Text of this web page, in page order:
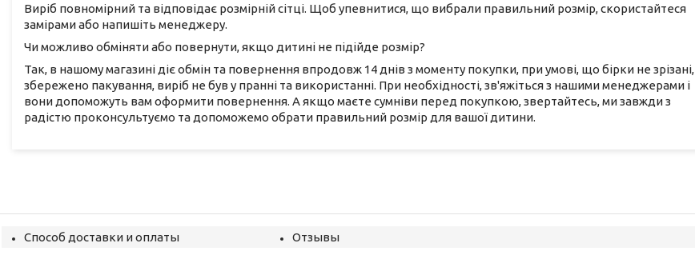
Виріб повномірний та відповідає розмірній сітці. Щоб упевнитися, що вибрали правильний розмір, скористайтеся
замірами або напишіть менеджеру.
Чи можливо обміняти або повернути, якщо дитині не підійде розмір?
Так, в нашому магазині діє обмін та повернення впродовж 14 днів з моменту покупки, при умові, що бірки не зрізані,
збережено пакування, виріб не був у пранні та використанні. При необхідності, зв'яжіться з нашими менеджерами і
вони допоможуть вам оформити повернення. А якщо маєте сумніви перед покупкою, звертайтесь, ми завжди з
радістю проконсультуємо та допоможемо обрати правильний розмір для вашої дитини.
Способ доставки и оплаты Отзывы